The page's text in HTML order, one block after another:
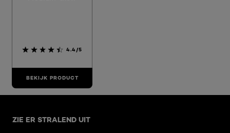
4.4/5
BEKIJK PRODUCT
ZIE ER STRALEND UIT